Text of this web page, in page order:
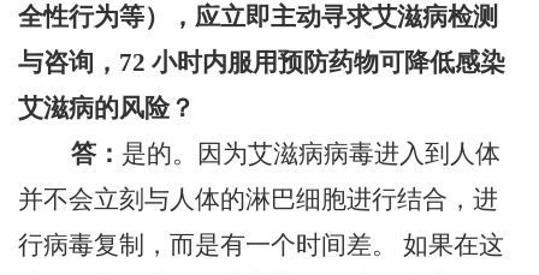
全性行为等），应立即主动寻求艾滋病检测
与咨询，72 小时内服用预防药物可降低感染
艾滋病的风险？
答： 是的。因为艾滋病病毒进入到人体
并不会立刻与人体的淋巴细胞进行结合，进
行病毒复制，而是有一个时间差。 如果在这